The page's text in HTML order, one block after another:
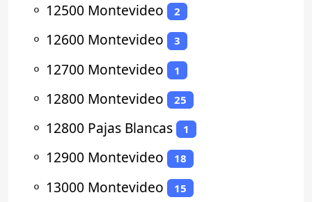
⚬ 12500 Montevideo 2
⚬ 12600 Montevideo 3
⚬ 12700 Montevideo 1
⚬ 12800 Montevideo 25
⚬ 12800 Pajas Blancas 1
⚬ 12900 Montevideo 18
⚬ 13000 Montevideo 15